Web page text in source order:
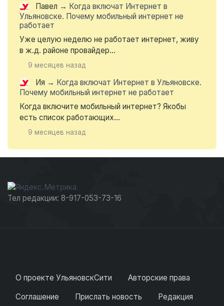
Павел → Когда включат Интернет в
Ульяновске. Почему мобильный интернет не
работает
Уже целую неделю не работает интернет, живу
в ж.д. районе провайдер...
9 месяцев назад
Ия → Когда включат Интернет в Ульяновске.
Почему мобильный интернет не работает
Когда включите мобильный интернет? Якобы
есть список работающих...
9 месяцев назад
Тел редакции: 8-917-053-73-16
О проекте УльяновскСити
Авторские права
Соглашение
Прислать новость Редакция